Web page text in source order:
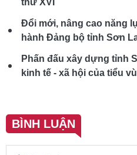
Đổi mới, nâng cao năng
hành Đảng bộ tỉnh Sơn
Phấn đấu xây dựng tỉnh
kinh tế - xã hội của tiểu
BÌNH LUẬN